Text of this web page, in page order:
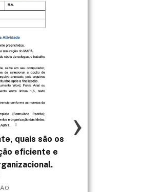
quais são os
eficiente e
›